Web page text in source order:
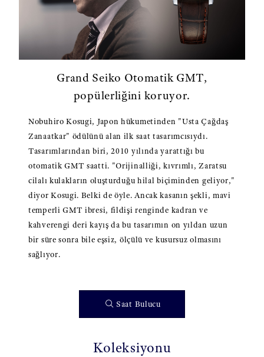
Grand Seiko Otomatik GMT,
popülerliğini koruyor.
Nobuhiro Kosugi, Japon hükumetinden "Usta Çağdaş
Zanaatkar" ödülünü alan ilk saat tasarımcısıydı.
Tasarımlarından biri, 2010 yılında yarattığı bu
otomatik GMT saatti. "Orijinalliği, kıvrımlı, Zaratsu
cilalı kulakların oluşturduğu hilal biçiminden geliyor,"
diyor Kosugi. Belki de öyle. Ancak kasanın şekli, mavi
temperli GMT ibresi, fildişi renginde kadran ve
kahverengi deri kayış da bu tasarımın on yıldan uzun
bir süre sonra bile eşsiz, ölçülü ve kusursuz olmasını
sağlıyor.
Saat Bulucu
Koleksiyonu